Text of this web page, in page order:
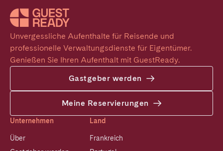
Unvergessliche Aufenthalte für Reisende und
professionelle Verwaltungsdienste für Eigentümer.
Genießen Sie Ihren Aufenthalt mit GuestReady.
Gastgeber werden
Meine Reservierungen
Unternehmen
Über
Land
Frankreich